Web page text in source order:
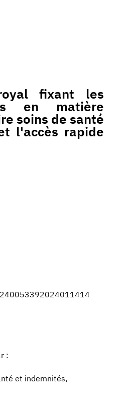
fixant les
en matière
soins de santé
l'accès rapide
:
et indemnités,